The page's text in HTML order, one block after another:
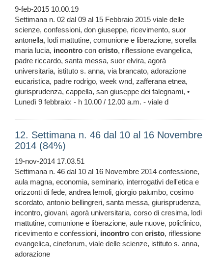
9-feb-2015 10.00.19
Settimana n. 02 dal 09 al 15 Febbraio 2015 viale delle
scienze, confessioni, don giuseppe, ricevimento, suor
antonella, lodi mattutine, comunione e liberazione, sorella
maria lucia, incontro con cristo, riflessione evangelica,
padre riccardo, santa messa, suor elvira, agorà
universitaria, istituto s. anna, via brancato, adorazione
eucaristica, padre rodrigo, week wnd, zafferana etnea,
giurisprudenza, cappella, san giuseppe dei falegnami, •
Lunedì 9 febbraio: - h 10.00 / 12.00 a.m. - viale d
12. Settimana n. 46 dal 10 al 16 Novembre
2014 (84%)
19-nov-2014 17.03.51
Settimana n. 46 dal 10 al 16 Novembre 2014 confessione,
aula magna, economia, seminario, interrogativi dell'etica e
orizzonti di fede, andrea lemoli, giorgio palumbo, cosimo
scordato, antonio bellingreri, santa messa, giurisprudenza,
incontro, giovani, agorà universitaria, corso di cresima, lodi
mattutine, comunione e liberazione, aule nuove, policlinico,
ricevimento e confessioni, incontro con cristo, riflessione
evangelica, cineforum, viale delle scienze, istituto s. anna,
adorazione